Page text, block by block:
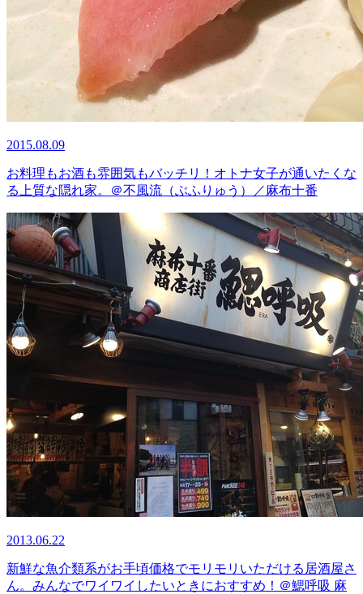
2015.08.09
お料理もお酒も雰囲気もバッチリ！オトナ女子が通いたくな
る上質な隠れ家。＠不風流（ぶふりゅう）／麻布十番
2013.06.22
新鮮な魚介類系がお手頃価格でモリモリいただける居酒屋さ
ん。みんなでワイワイしたいときにおすすめ！＠鰓呼吸 麻